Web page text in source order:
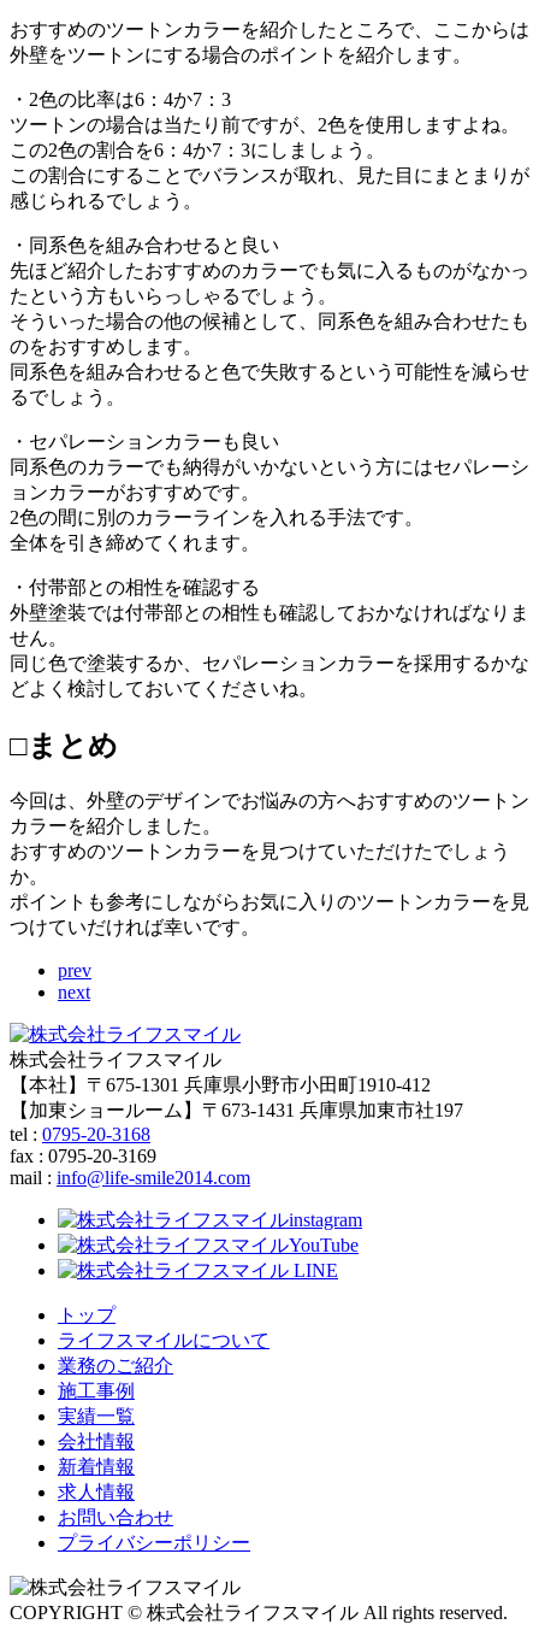
おすすめのツートンカラーを紹介したところで、ここからは
外壁をツートンにする場合のポイントを紹介します。
・2色の比率は6：4か7：3
ツートンの場合は当たり前ですが、2色を使用しますよね。
この2色の割合を6：4か7：3にしましょう。
この割合にすることでバランスが取れ、見た目にまとまりが
感じられるでしょう。
・同系色を組み合わせると良い
先ほど紹介したおすすめのカラーでも気に入るものがなかっ
たという方もいらっしゃるでしょう。
そういった場合の他の候補として、同系色を組み合わせたも
のをおすすめします。
同系色を組み合わせると色で失敗するという可能性を減らせ
るでしょう。
・セパレーションカラーも良い
同系色のカラーでも納得がいかないという方にはセパレーシ
ョンカラーがおすすめです。
2色の間に別のカラーラインを入れる手法です。
全体を引き締めてくれます。
・付帯部との相性を確認する
外壁塗装では付帯部との相性も確認しておかなければなりま
せん。
同じ色で塗装するか、セパレーションカラーを採用するかな
どよく検討しておいてくださいね。
□まとめ
今回は、外壁のデザインでお悩みの方へおすすめのツートン
カラーを紹介しました。
おすすめのツートンカラーを見つけていただけたでしょう
か。
ポイントも参考にしながらお気に入りのツートンカラーを見
つけていだければ幸いです。
prev
next
株式会社ライフスマイル
【本社】〒675-1301 兵庫県小野市小田町1910-412
【加東ショールーム】〒673-1431 兵庫県加東市社197
tel : 0795-20-3168
fax : 0795-20-3169
mail : info@life-smile2014.com
トップ
ライフスマイルについて
業務のご紹介
施工事例
実績一覧
会社情報
新着情報
求人情報
お問い合わせ
プライバシーポリシー
COPYRIGHT © 株式会社ライフスマイル All rights reserved.